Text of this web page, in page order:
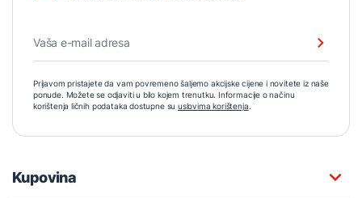
Prijavom pristajete da vam povremeno šaljemo akcijske cijene i novitete iz naše
ponude. Možete se odjaviti u bilo kojem trenutku. Informacije o načinu
korištenja ličnih podataka dostupne su uslovima korištenja.
Kupovina